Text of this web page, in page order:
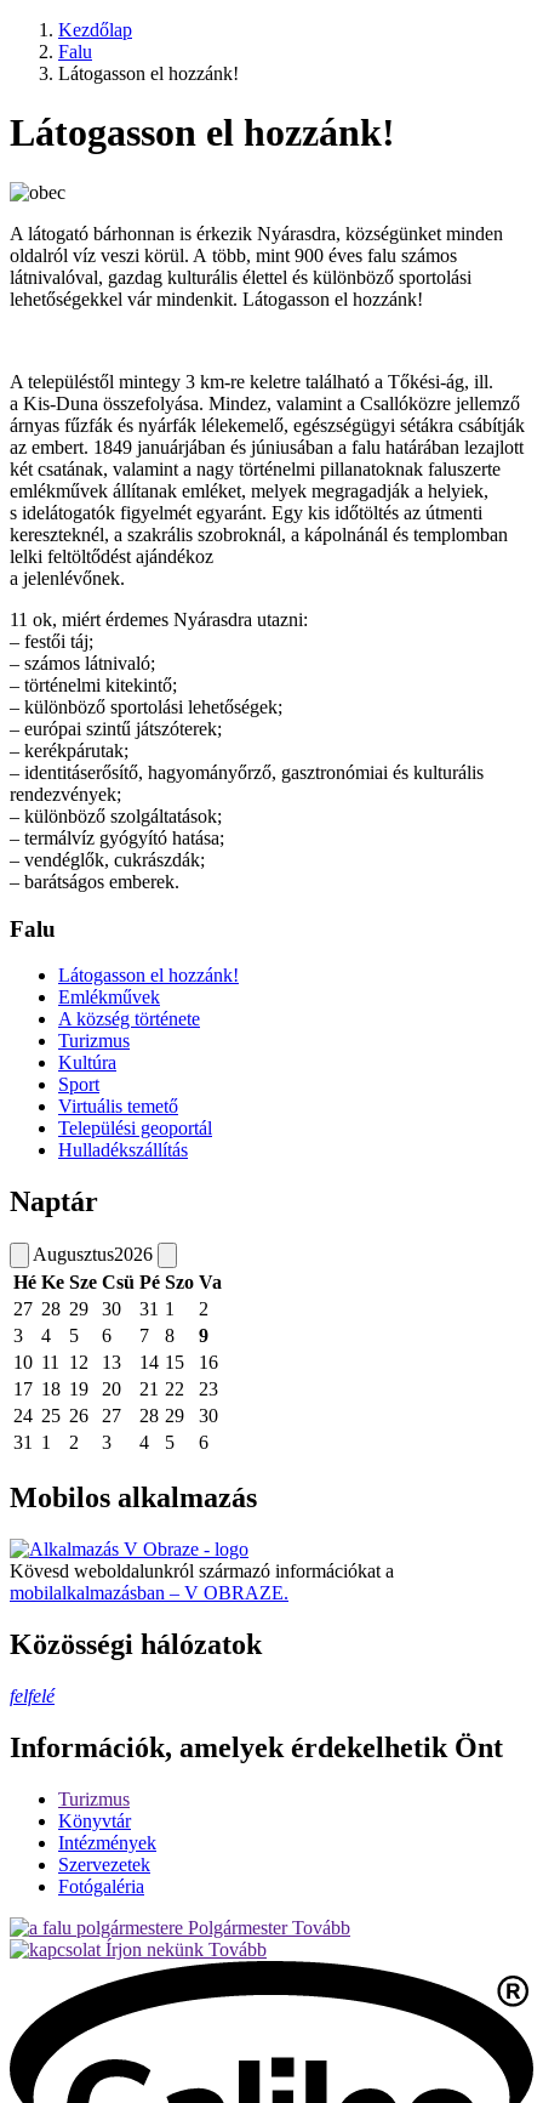
Kezdőlap
Falu
Látogasson el hozzánk!
Látogasson el hozzánk!
A látogató bárhonnan is érkezik Nyárasdra, községünket minden
oldalról víz veszi körül. A több, mint 900 éves falu számos
látnivalóval, gazdag kulturális élettel és különböző sportolási
lehetőségekkel vár mindenkit. Látogasson el hozzánk!
A településtől mintegy 3 km-re keletre található a Tőkési-ág, ill.
a Kis-Duna összefolyása. Mindez, valamint a Csallóközre jellemző
árnyas fűzfák és nyárfák lélekemelő, egészségügyi sétákra csábítják
az embert. 1849 januárjában és júniusában a falu határában lezajlott
két csatának, valamint a nagy történelmi pillanatoknak faluszerte
emlékművek állítanak emléket, melyek megragadják a helyiek,
s idelátogatók figyelmét egyaránt. Egy kis időtöltés az útmenti
kereszteknél, a szakrális szobroknál, a kápolnánál és templomban
lelki feltöltődést ajándékoz
a jelenlévőnek.
11 ok, miért érdemes Nyárasdra utazni:
– festői táj;
– számos látnivaló;
– történelmi kitekintő;
– különböző sportolási lehetőségek;
– európai szintű játszóterek;
– kerékpárutak;
– identitáserősítő, hagyományőrző, gasztronómiai és kulturális
rendezvények;
– különböző szolgáltatások;
– termálvíz gyógyító hatása;
– vendéglők, cukrászdák;
– barátságos emberek.
Falu
Látogasson el hozzánk!
Emlékművek
A község története
Turizmus
Kultúra
Sport
Virtuális temető
Települési geoportál
Hulladékszállítás
Naptár
Augusztus2026
Hé Ke Sze Csü Pé Szo Va
27 28 29 30 31 1
2
3
4 5 6 7 8
9
10 11 12 13 14 15
16
17 18 19 20 21 22
23
24 25 26 27 28 29
30
31
1 2 3 4 5 6
Mobilos alkalmazás
Kövesd weboldalunkról származó információkat a
mobilalkalmazásban – V OBRAZE.
Közösségi hálózatok
felfelé
Információk, amelyek érdekelhetik Önt
Turizmus
Könyvtár
Intézmények
Szervezetek
Fotógaléria
Polgármester Tovább
Írjon nekünk Tovább